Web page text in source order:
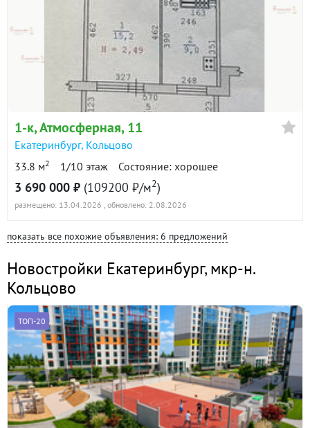
1-к, Атмосферная, 11
Екатеринбург, Кольцово
33.8 м2 1/10 этаж Состояние: хорошее
3 690 000 ₽ (109200 ₽/м2)
размещено: 13.04.2026 , обновлено: 2.08.2026
показать все похожие объявления: 6 предложений
Новостройки Екатеринбург,мкр-н.
Кольцово
ТОП-20